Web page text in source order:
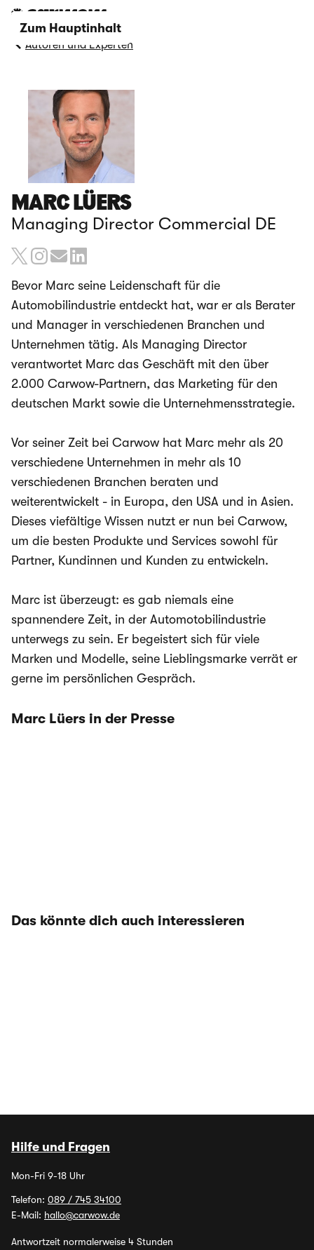
Zum Hauptinhalt
Autoren und Experten
MARC LÜERS
Managing Director Commercial DE
Bevor Marc seine Leidenschaft für die
Automobilindustrie entdeckt hat, war er als Berater
und Manager in verschiedenen Branchen und
Unternehmen tätig. Als Managing Director
verantwortet Marc das Geschäft mit den über
2.000 Carwow-Partnern, das Marketing für den
deutschen Markt sowie die Unternehmensstrategie.
Vor seiner Zeit bei Carwow hat Marc mehr als 20
verschiedene Unternehmen in mehr als 10
verschiedenen Branchen beraten und
weiterentwickelt - in Europa, den USA und in Asien.
Dieses viefältige Wissen nutzt er nun bei Carwow,
um die besten Produkte und Services sowohl für
Partner, Kundinnen und Kunden zu entwickeln.
Marc ist überzeugt: es gab niemals eine
spannendere Zeit, in der Automotobilindustrie
unterwegs zu sein. Er begeistert sich für viele
Marken und Modelle, seine Lieblingsmarke verrät er
gerne im persönlichen Gespräch.
Marc Lüers in der Presse
Das könnte dich auch interessieren
Hilfe und Fragen
Mon-Fri 9-18 Uhr
Telefon: 089 / 745 34100
E-Mail: hallo@carwow.de
Antwortzeit normalerweise 4 Stunden